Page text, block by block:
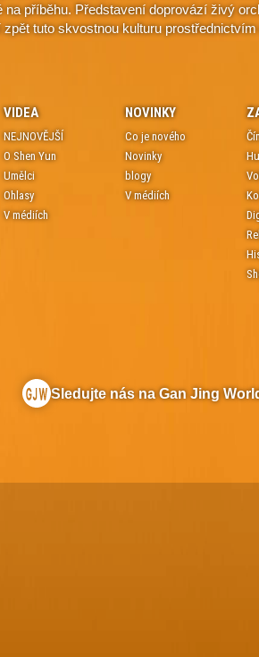
příběhu. Představení doprovází živý
tuto skvostnou kulturu
VIDEA
NEJNOVĚJŠÍ
O Shen Yun
Umělci
Ohlasy
V médiích
NOVINKY
Co je nového
Novinky
blogy
V médiích
Sledujte nás na Gan Jing